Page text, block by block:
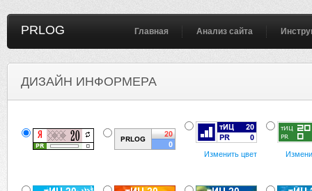
PRLOG Главная Анализ сайта
ДИЗАЙН ИНФОРМЕРА
Изменить цвет